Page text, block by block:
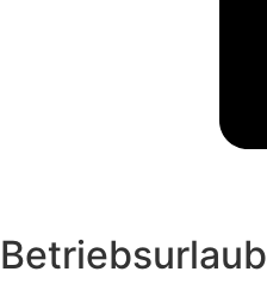
Betriebsurlaub